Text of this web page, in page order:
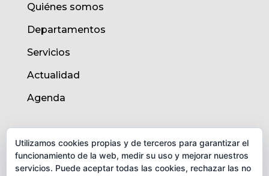
Quiénes somos
Departamentos
Servicios
Actualidad
Agenda
Aviso legal
Utilizamos cookies propias y de terceros para garantizar el
funcionamiento de la web, medir su uso y mejorar nuestros
servicios. Puede aceptar todas las cookies, rechazar las no